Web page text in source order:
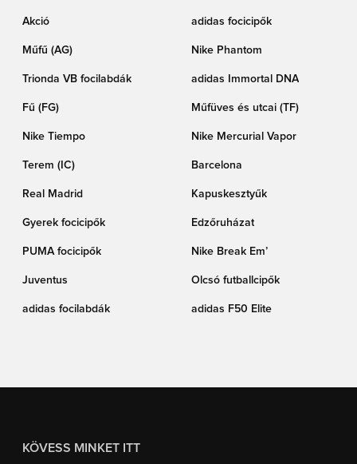
Akció adidas focicipők
Műfű (AG) Nike Phantom
Trionda VB focilabdák adidas Immortal DNA
Fű (FG) Műfüves és utcai (TF)
Nike Tiempo Nike Mercurial Vapor
Terem (IC) Barcelona
Real Madrid Kapuskesztyűk
Gyerek focicipők Edzőruházat
PUMA focicipők Nike Break Em’
Juventus Olcsó futballcipők
adidas focilabdák adidas F50 Elite
KÖVESS MINKET ITT